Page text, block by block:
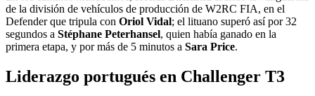
de la división de vehículos de producción de W2RC FIA, en el
Defender que tripula con Oriol Vidal; el lituano superó así por 32
segundos a Stéphane Peterhansel, quien había ganado en la
primera etapa, y por más de 5 minutos a Sara Price.
Liderazgo portugués en Challenger T3